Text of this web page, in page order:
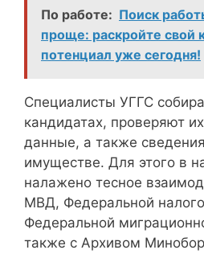
По работе: Поиск
проще: раскройте свой
потенциал уже сегодня!
Специалисты УГГС
кандидатах, проверяют
данные, а также
имуществе. Для этого в
налажено тесное
МВД, Федеральной
Федеральной
также с Архивом